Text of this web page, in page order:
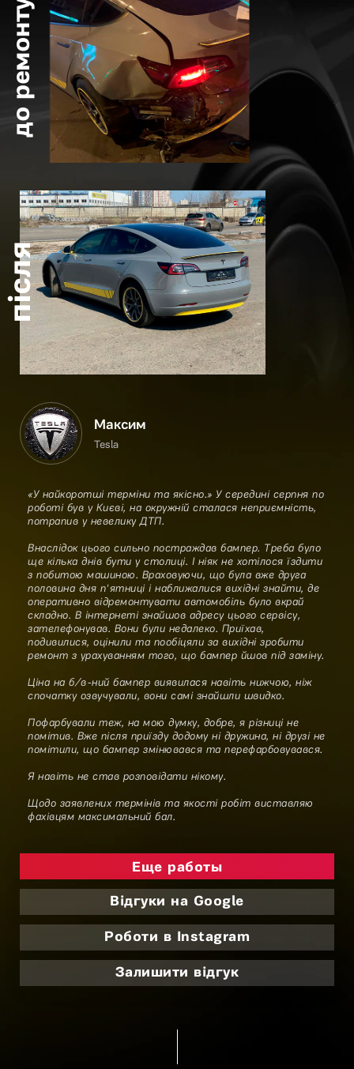
до ремонту
після
Максим
Tesla
«У найкоротші терміни та якісно.» У середині серпня по
роботі був у Києві, на окружній сталася неприємність,
потрапив у невелику ДТП.
Внаслідок цього сильно постраждав бампер. Треба було
ще кілька днів бути у столиці. І ніяк не хотілося їздити
з побитою машиною. Враховуючи, що була вже друга
половина дня п'ятниці і наближалися вихідні знайти, де
оперативно відремонтувати автомобіль було вкрай
складно. В інтернеті знайшов адресу цього сервісу,
зателефонував. Вони були недалеко. Приїхав,
подивилися, оцінили та пообіцяли за вихідні зробити
ремонт з урахуванням того, що бампер йшов під заміну.
Ціна на б/в-ний бампер виявилася навіть нижчою, ніж
спочатку озвучували, вони самі знайшли швидко.
Пофарбували теж, на мою думку, добре, я різниці не
помітив. Вже після приїзду додому ні дружина, ні друзі не
помітили, що бампер змінювався та перефарбовувався.
Я навіть не став розповідати нікому.
Щодо заявлених термінів та якості робіт виставляю
фахівцям максимальний бал.
Еще работы
Відгуки на Google
Роботи в Instagram
Залишити відгук